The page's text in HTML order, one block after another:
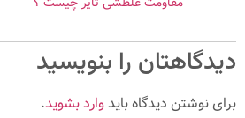
دیدگاهتان را بنویسید
برای نوشتن دیدگاه بایدوارد بشوید.